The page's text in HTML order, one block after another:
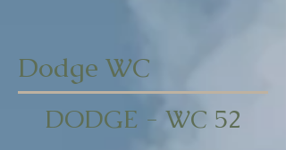
Dodge WC
DODGE - WC 52